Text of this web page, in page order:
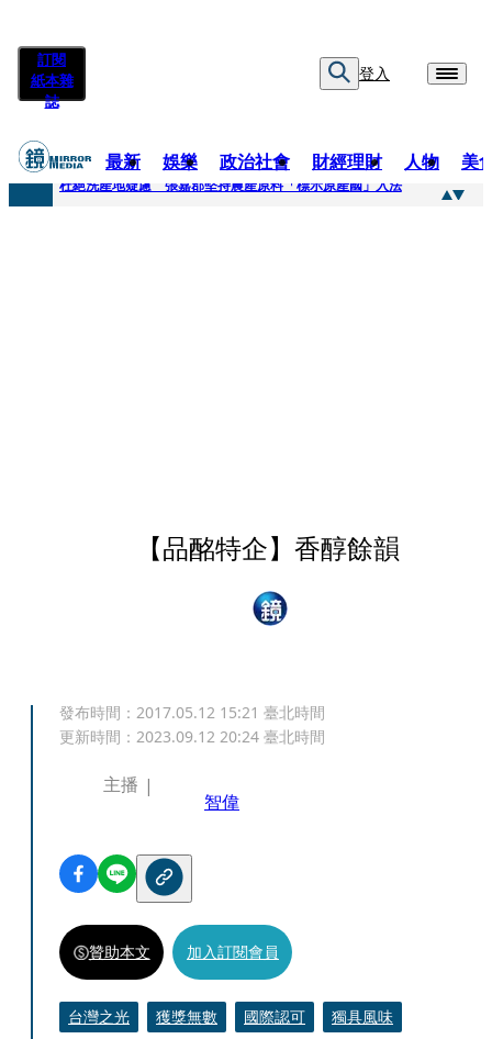
訂閱
紙本雜
誌
登入
最新 娛樂 政治社會 財經理財 人物 美
快訊
杜絕洗產地疑慮 張嘉郡堅持農產原料「標示原產國」入法
【品酩特企】香醇餘韻
發布時間： 2017.05.12 15:21 臺北時間
更新時間： 2023.09.12 20:24 臺北時間
主播
智偉
贊助本文 加入訂閱會員
台灣之光 獲獎無數 國際認可
獨具風味